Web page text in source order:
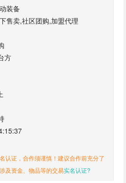
装备
售卖,社区团购,加盟代理
方
认证，合作须谨慎！建议合作前充分了
及资金、物品等的交易实名认证?